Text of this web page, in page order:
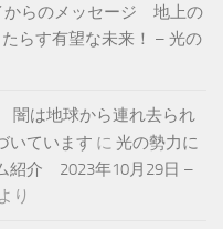
からのメッセージ 地上の
らす有望な未来！ – 光の
闇は地球から連れ去られ
いています に 光の勢力に
紹介 2023年10月29日 –
より